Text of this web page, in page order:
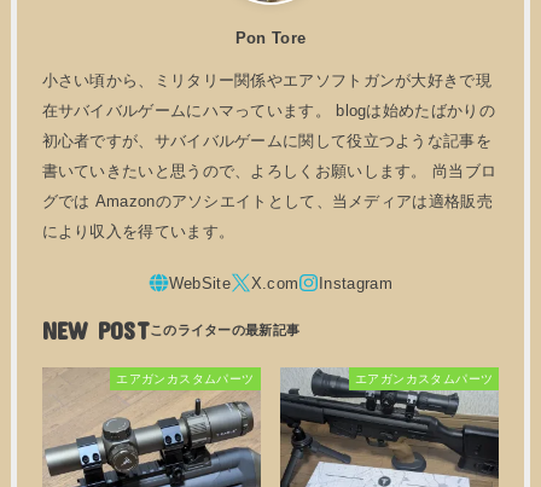
Pon Tore
小さい頃から、ミリタリー関係やエアソフトガンが大好きで現
在サバイバルゲームにハマっています。 blogは始めたばかりの
初心者ですが、サバイバルゲームに関して役立つような記事を
書いていきたいと思うので、よろしくお願いします。 尚当ブロ
グでは Amazonのアソシエイトとして、当メディアは適格販売
により収入を得ています。
NEW POST
エアガンカスタムパーツ エアガンカスタムパーツ